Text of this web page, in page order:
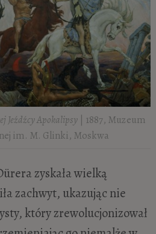
Jeźdźcy Apokalipsy | 1887, Muzeum
im. M. Glinki, Moskwa
zyskała wielką
zachwyt, ukazując nie
który zrewolucjonizował